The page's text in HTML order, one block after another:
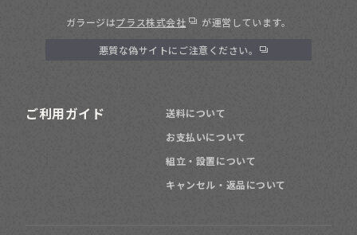
ガラージはプラス株式会社 が運営しています。
悪質な偽サイトにご注意ください。
ご利用ガイド
送料について
お支払いについて
組立・設置について
キャンセル・返品について